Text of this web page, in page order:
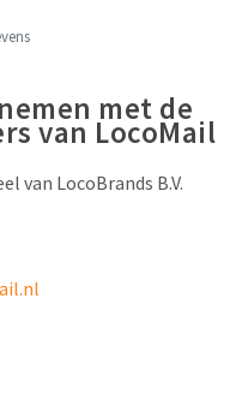
met de
van LocoMail
van LocoBrands B.V.